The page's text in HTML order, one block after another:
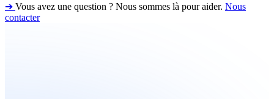
➔ Vous avez une question ? Nous sommes là pour aider. Nous
contacter